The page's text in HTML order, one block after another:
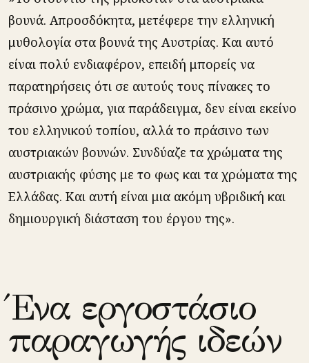
βουνά. Απροσδόκητα, μετέφερε την ελληνική
μυθολογία στα βουνά της Αυστρίας. Και αυτό
είναι πολύ ενδιαφέρον, επειδή μπορείς να
παρατηρήσεις ότι σε αυτούς τους πίνακες το
πράσινο χρώμα, για παράδειγμα, δεν είναι εκείνο
του ελληνικού τοπίου, αλλά το πράσινο των
αυστριακών βουνών. Συνδύαζε τα χρώματα της
αυστριακής φύσης με το φως και τα χρώματα της
Ελλάδας. Και αυτή είναι μια ακόμη υβριδική και
δημιουργική διάσταση του έργου της».
Ένα εργοστάσιο
παραγωγής ιδεών